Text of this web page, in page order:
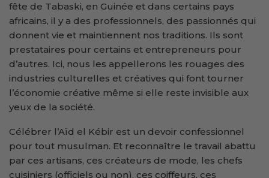
fête de Tabaski, en Guinée et dans certains pays
africains, il y a des professionnels, des passionnés qui
donnent vie et maintiennent nos traditions. Ils sont
prestataires pour certains et entrepreneurs pour
d’autres. Ici, nous les appellerons les rouages des
industries culturelles et créatives qui font tourner
l’économie créative même si elle reste invisible aux
yeux de la société.
Célébrer l’Aïd el Kébir est un devoir confessionnel
pour tout musulman. Et reconnaître le travail abattu
par ces artisans, ces créateurs de mode, les chefs
cuisiniers (officiels ou non), ces coiffeurs, ces